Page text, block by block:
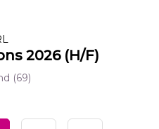
2026 (H/F)
(69)